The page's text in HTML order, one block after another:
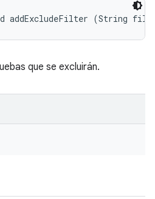
addExcludeFilter (String
que se excluirán.